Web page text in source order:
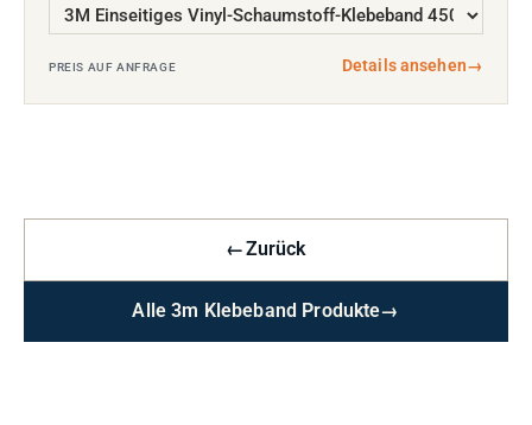
PREIS AUF ANFRAGE Details ansehen→
←Zurück
Alle 3m Klebeband Produkte→